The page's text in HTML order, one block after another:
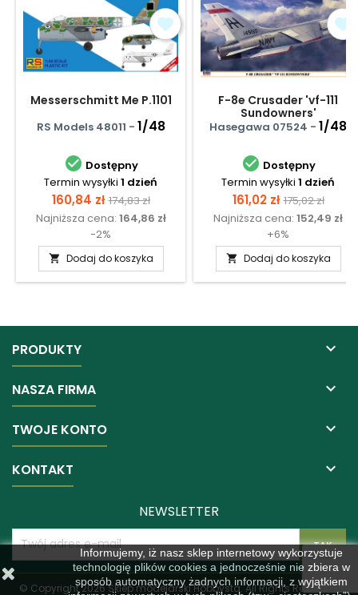
Messerschmitt Me P.1101
RS Models 48011 - 1/48
 Dostępny
Termin wysyłki 1 dzień
Cena
160,84 zł Cena
podstawowa
174,83 zł
Najniższa cena: 164,86 zł
-2%
 Dodaj do koszyka
F-8e Crusader 'vf-111
Sundowners'
Hasegawa 07524 - 1/48
 Dostępny
Termin wysyłki 1 dzień
Cena
161,02 zł Cena
175,02 zł
Najniższa cena: 152,49 zł
+6%
 Dodaj do koszyka
PRODUKTY 
NASZA FIRMA 
TWOJE KONTO 
KONTAKT 
Informujemy, iż nasz sklep internetowy wykorzystuje
technologię plików cookies a jednocześnie nie zbiera w
sposób automatyczny żadnych informacji, z wyjątkiem
NEWSLETTER
© Copyright 2026 Sklep modelarski Hobbysta. All Rights Reserved.